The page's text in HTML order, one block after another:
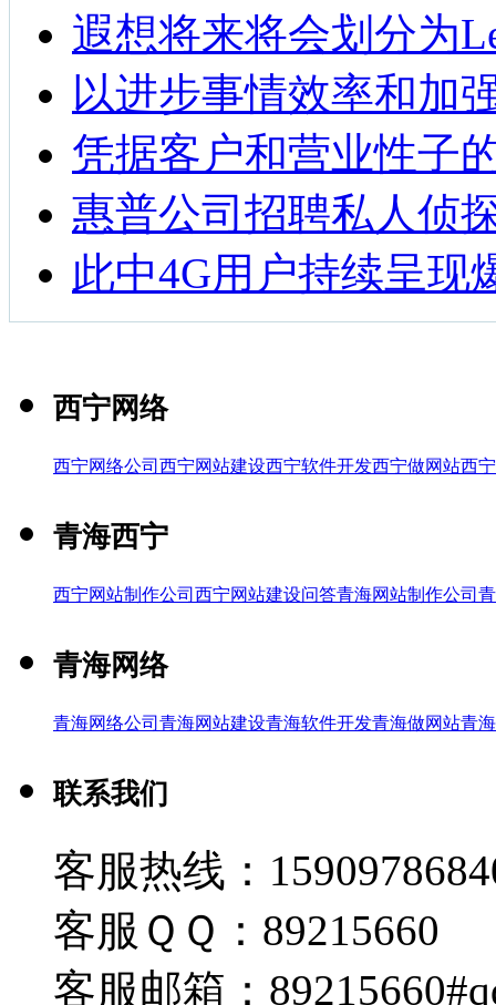
遐想将来将会划分为
以进步事情效率和加
凭据客户和营业性子
惠普公司招聘私人侦
此中4G用户持续呈现
西宁网络
西宁网络公司 西宁网站建设西宁软件开发西宁做网站西
青海西宁
西宁网站制作公司 西宁网站建设问答青海网站制作公司
青海网络
青海网络公司 青海网站建设青海软件开发青海做网站青
联系我们
客服热线：
客服ＱＱ：89215660
客服邮箱：